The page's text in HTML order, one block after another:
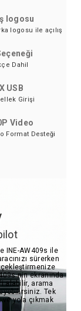
logosu
logosu ile açılış
Dahil
USB
Girişi
Video
Format Desteği
INE-AW409s ile
sürerken
nin ekranında
alabilir, arama
Tek
yola çıkmak